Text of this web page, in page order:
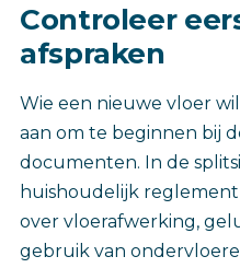
Controleer
afspraken
Wie een nieuwe vloer
aan om te beginnen bij
documenten. In de
huishoudelijk
over vloerafwerking,
gebruik van